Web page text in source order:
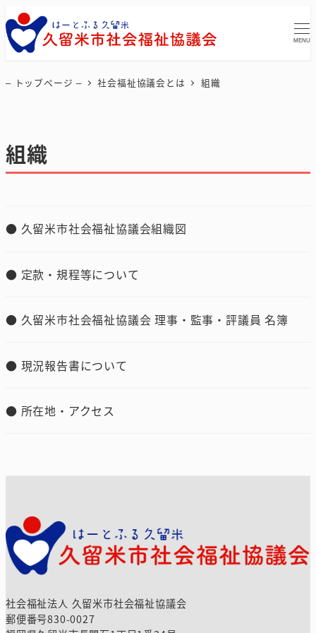
MENU
– トップページ – 社会福祉協議会とは 組織
組織
久留米市社会福祉協議会組織図
定款・規程等について
久留米市社会福祉協議会 理事・監事・評議員 名簿
現況報告書について
所在地・アクセス
社会福祉法人 久留米市社会福祉協議会
郵便番号830-0027